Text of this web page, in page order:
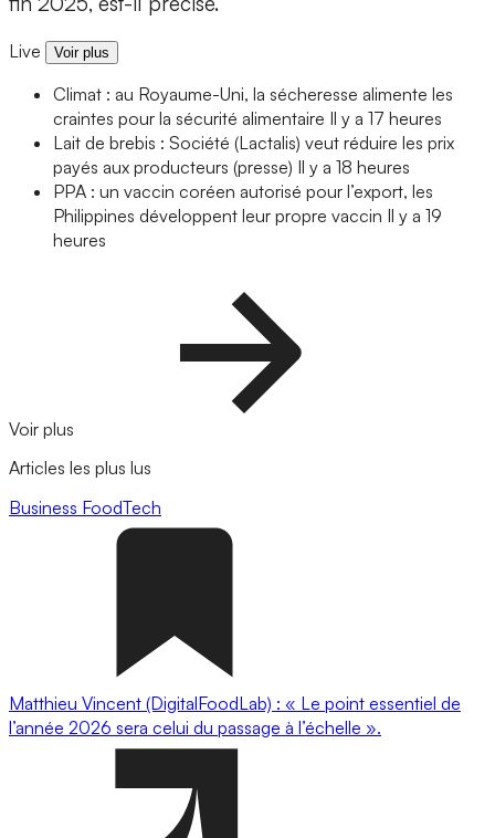
Live Voir plus
Climat : au Royaume-Uni, la sécheresse alimente les
craintes pour la sécurité alimentaire Il y a 17 heures
Lait de brebis : Société (Lactalis) veut réduire les prix
payés aux producteurs (presse) Il y a 18 heures
PPA : un vaccin coréen autorisé pour l’export, les
Philippines développent leur propre vaccin Il y a 19
heures
Voir plus
Articles les plus lus
Business FoodTech
Matthieu Vincent (DigitalFoodLab) : « Le point essentiel de
l’année 2026 sera celui du passage à l’échelle ».